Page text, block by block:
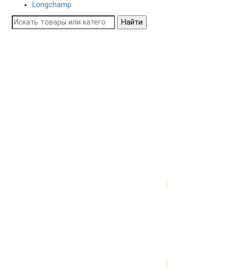
Longchamp
Найти